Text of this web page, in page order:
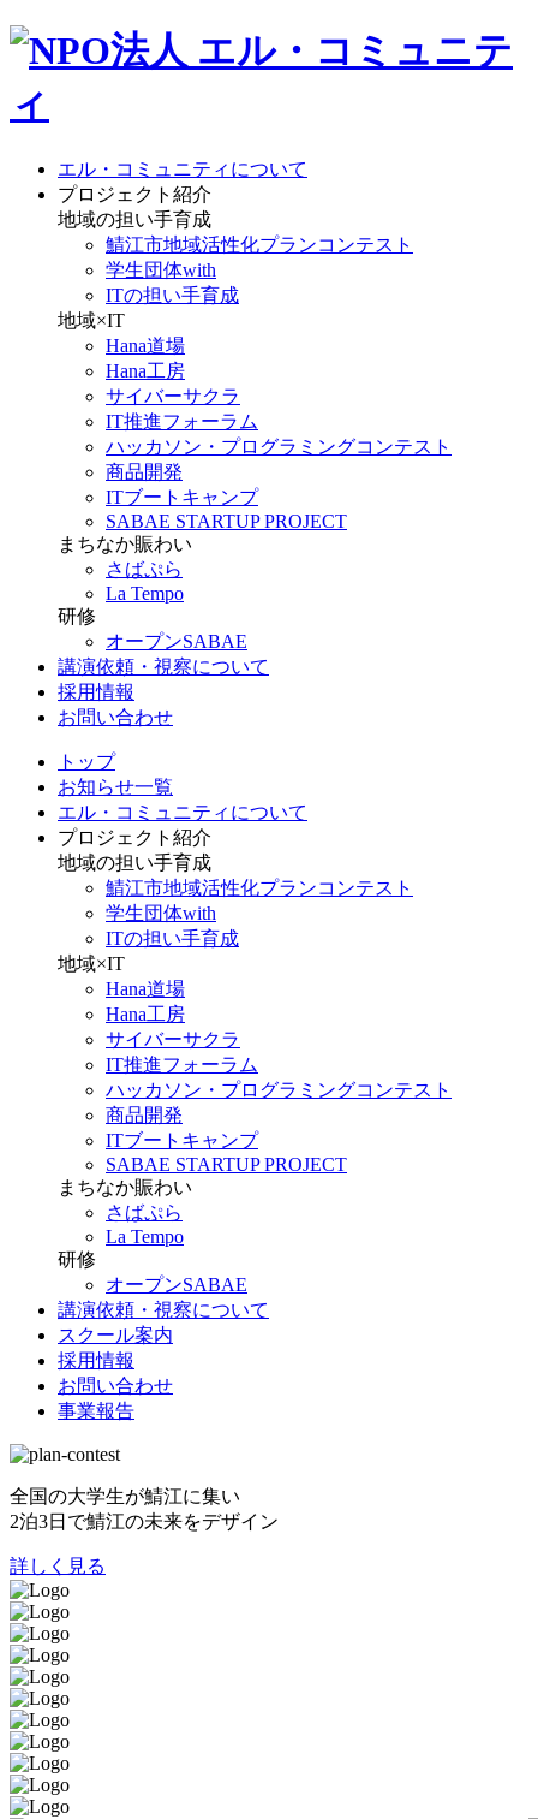
エル・コミュニティについて
プロジェクト紹介
地域の担い手育成
鯖江市地域活性化プランコンテスト
学生団体with
ITの担い手育成
地域×IT
Hana道場
Hana工房
サイバーサクラ
IT推進フォーラム
ハッカソン・プログラミングコンテスト
商品開発
ITブートキャンプ
SABAE STARTUP PROJECT
まちなか賑わい
さばぷら
La Tempo
研修
オープンSABAE
講演依頼・視察について
採用情報
お問い合わせ
トップ
お知らせ一覧
エル・コミュニティについて
プロジェクト紹介
地域の担い手育成
鯖江市地域活性化プランコンテスト
学生団体with
ITの担い手育成
地域×IT
Hana道場
Hana工房
サイバーサクラ
IT推進フォーラム
ハッカソン・プログラミングコンテスト
商品開発
ITブートキャンプ
SABAE STARTUP PROJECT
まちなか賑わい
さばぷら
La Tempo
研修
オープンSABAE
講演依頼・視察について
スクール案内
採用情報
お問い合わせ
事業報告
全国の大学生が鯖江に集い
2泊3日で鯖江の未来をデザイン
詳しく見る